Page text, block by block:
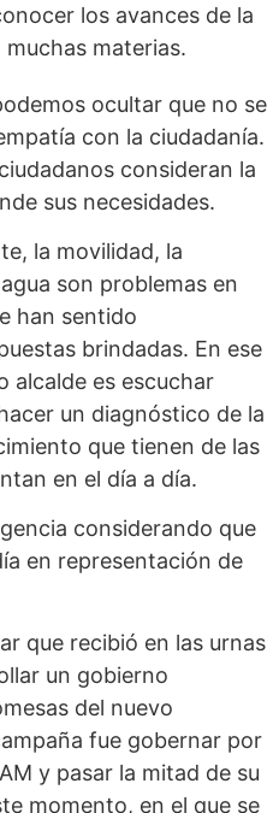
los avances de la
materias.
ocultar que no se
con la ciudadanía.
consideran la
sus necesidades.
la movilidad, la
son problemas en
han sentido
brindadas. En ese
alcalde es escuchar
un diagnóstico de la
que tienen de las
en el día a día.
considerando que
en representación de
que recibió en las urnas
un gobierno
del nuevo
fue gobernar por
y pasar la mitad de su
momento, en el que se